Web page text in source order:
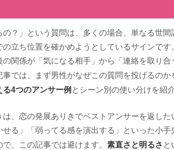
の？」という質問は、多くの場合、単なる世
の立ち位置を確かめようとしているサインで
の関係が「気になる相手」から「連絡を取り
事では、まず男性がなぜこの質問を投げるの
る4つのアンサー例 とシーン別の使い分けを紹
は、恋の発展ありきでベストアンサーを返し
せる」「弱ってる感を演出する」といった小
で、この記事では避けます。 素直さと明るさ と